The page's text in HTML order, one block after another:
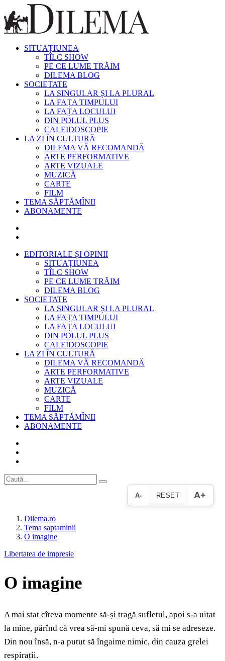
SITUAȚIUNEA
TÎLC SHOW
PE CE LUME TRĂIM
DILEMA BLOG
SOCIETATE
LA SINGULAR ȘI LA PLURAL
LA FAȚA TIMPULUI
LA FAȚA LOCULUI
DIN POLUL PLUS
CALEIDOSCOPIE
LA ZI ÎN CULTURĂ
DILEMA VĂ RECOMANDĂ
ARTE PERFORMATIVE
ARTE VIZUALE
MUZICĂ
CARTE
FILM
TEMA SĂPTĂMÎNII
ABONAMENTE
EDITORIALE ȘI OPINII
SITUAȚIUNEA
TÎLC SHOW
PE CE LUME TRĂIM
DILEMA BLOG
SOCIETATE
LA SINGULAR ȘI LA PLURAL
LA FAȚA TIMPULUI
LA FAȚA LOCULUI
DIN POLUL PLUS
CALEIDOSCOPIE
LA ZI ÎN CULTURĂ
DILEMA VĂ RECOMANDĂ
ARTE PERFORMATIVE
ARTE VIZUALE
MUZICĂ
CARTE
FILM
TEMA SĂPTĂMÎNII
ABONAMENTE
A- RESET A+
Dilema.ro
Tema saptaminii
O imagine
Libertatea de impresie
O imagine
A mai stat cîteva momente să-și tragă sufletul, apoi s-a uitat
la mine, părînd că vrea să-mi spună ceva, să mi se adreseze.
Din nou însă, n-a putut să îngaime nimic, din cauza grelei
respirații.